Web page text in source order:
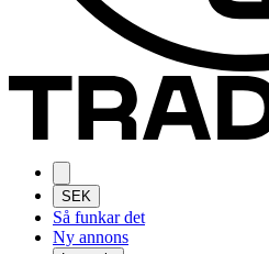
SEK
Så funkar det
Ny annons